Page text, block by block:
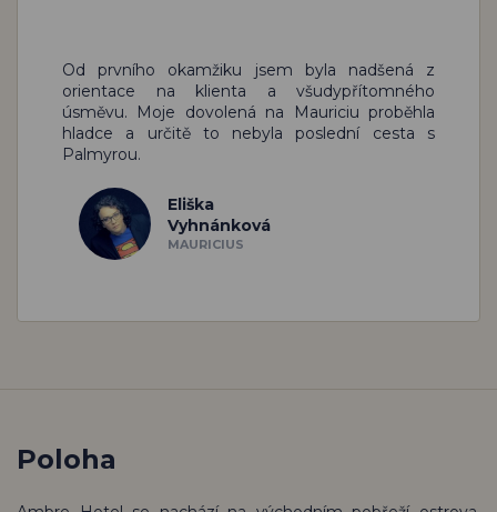
Od prvního okamžiku jsem byla nadšená z
orientace na klienta a všudypřítomného
úsměvu. Moje dovolená na Mauriciu proběhla
hladce a určitě to nebyla poslední cesta s
Palmyrou.
Eliška
Vyhnánková
MAURICIUS
Poloha